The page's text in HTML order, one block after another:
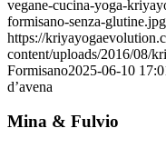
vegane-cucina-yoga-
formisano-senza-glutine.jpg
https://
content/uploads/2016/08/
Formisano2025-06-10
d’avena
Mina & Fulvio